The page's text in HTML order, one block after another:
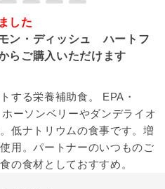
した
ン・ディッシュ ハートフ
らご購入いただけます
する栄養補助食。 EPA・
ーソンベリーやダンデライオ
低ナトリウムの食事です。増
用。パートナーのいつものご
の食材としておすすめ。